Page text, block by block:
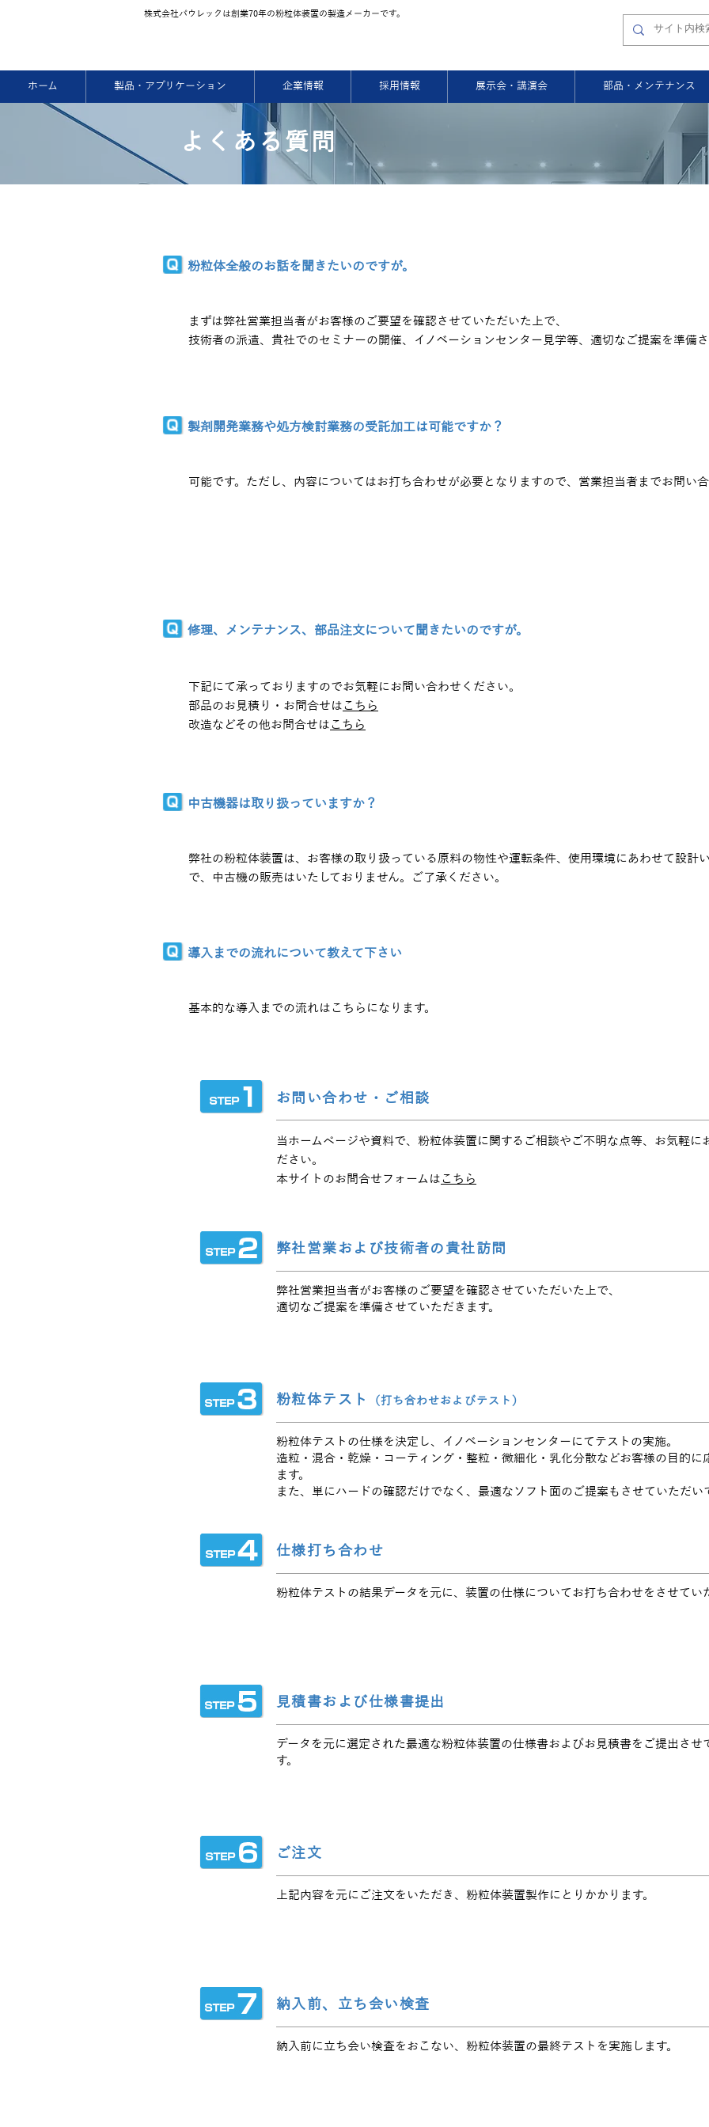
株式会社パウレックは創業70年の粉粒体装置の製造メーカーです。
ホーム 製品・アプリケーション 企業情報 採用情報 展示会・講演会 部品・メンテナンス
よくある質問
粉粒体全般のお話を聞きたいのですが。
まずは弊社営業担当者がお客様のご要望を確認させていただいた上で、
技術者の派遣、貴社でのセミナーの開催、イノベーションセンター見学等、適切なご提案を準備さ
製剤開発業務や処方検討業務の受託加工は可能ですか？
可能です。ただし、内容についてはお打ち合わせが必要となりますので、営業担当者までお問い合
修理、メンテナンス、部品注文について聞きたいのですが。
下記にて承っておりますのでお気軽にお問い合わせください。
​部品のお見積り・お問合せはこちら
改造などその他お問合せはこちら
中古機器は取り扱っていますか？
弊社の粉粒体装置は、お客様の取り扱っている原料の物性や運転条件、使用環境にあわせて設計
で、中古機の販売はいたしておりません。ご了承ください。
導入までの流れについて教えて下さい
基本的な導入までの流れはこちらになります。
お問い合わせ・ご相談
当ホームページや資料で、粉粒体装置に関するご相談やご不明な点等、お気軽に
ださい。
本サイトのお問合せフォームはこちら
弊社営業および技術者の貴社訪問
弊社営業担当者がお客様のご要望を確認させていただいた上で、
適切なご提案を準備させていただきます。
粉粒体テスト （打ち合わせおよびテスト）
粉粒体テストの仕様を決定し、イノベーションセンターにてテストの実施。
造粒・混合・乾燥・コーティング・整粒・微細化・乳化分散などお客様の目的に
ます。
また、単にハードの確認だけでなく、最適なソフト面のご提案もさせていただい
仕様打ち合わせ
粉粒体テストの結果データを元に、装置の仕様についてお打ち合わせをさせてい
見積書および仕様書提出
データを元に選定された最適な粉粒体装置の仕様書およびお見積書をご提出させ
す。
ご注文
上記内容を元にご注文をいただき、粉粒体装置製作にとりかかります。
納入前、立ち会い検査
納入前に立ち会い検査をおこない、粉粒体装置の最終テストを実施します。